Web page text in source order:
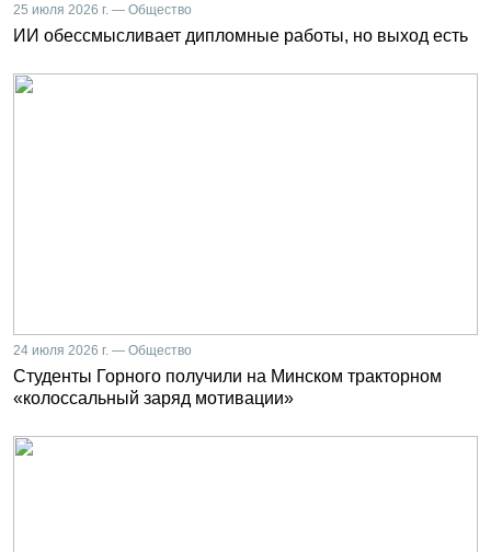
25 июля 2026 г. — Общество
ИИ обессмысливает дипломные работы, но выход есть
24 июля 2026 г. — Общество
Студенты Горного получили на Минском тракторном
«колоссальный заряд мотивации»